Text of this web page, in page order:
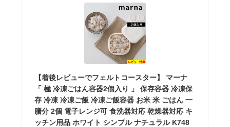
【着後レビューでフェルトコースター】 マーナ
「 極 冷凍ごはん容器2個入り 」 保存容器 冷凍保
存 冷凍 冷凍ご飯 冷凍ご飯容器 お米 米 ごはん 一
膳分 2個 電子レンジ可 食洗器対応 乾燥器対応 キ
ッチン用品 ホワイト シンプル ナチュラル K748